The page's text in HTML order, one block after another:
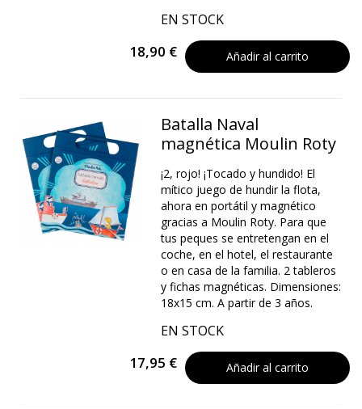
EN STOCK
18,90 € Añadir al carrito
Batalla Naval
magnética Moulin Roty
¡2, rojo! ¡Tocado y hundido! El
mítico juego de hundir la flota,
ahora en portátil y magnético
gracias a Moulin Roty. Para que
tus peques se entretengan en el
coche, en el hotel, el restaurante
o en casa de la familia. 2 tableros
y fichas magnéticas. Dimensiones:
18x15 cm. A partir de 3 años.
EN STOCK
17,95 € Añadir al carrito